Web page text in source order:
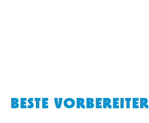
BESTE VORBEREITER